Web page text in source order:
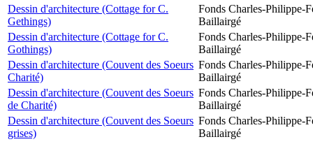
Dessin d'architecture (Cottage for C.
Gethings)
Fonds Charles-Philippe-
Baillairgé
Dessin d'architecture (Cottage for C.
Gothings)
Fonds Charles-Philippe-
Baillairgé
Dessin d'architecture (Couvent des Soeurs
Charité)
Fonds Charles-Philippe-
Baillairgé
Dessin d'architecture (Couvent des Soeurs
de Charité)
Fonds Charles-Philippe-
Baillairgé
Dessin d'architecture (Couvent des Soeurs
grises)
Fonds Charles-Philippe-
Baillairgé